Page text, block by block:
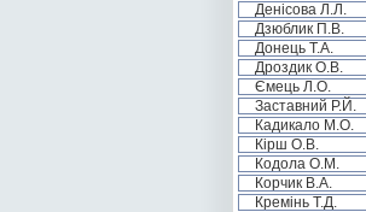
Денісова Л.Л.
Дзюблик П.В.
Донець Т.А.
Дроздик О.В.
Ємець Л.О.
Заставний Р.Й.
Кадикало М.О.
Кірш О.В.
Кодола О.М.
Корчик В.А.
Кремінь Т.Д.